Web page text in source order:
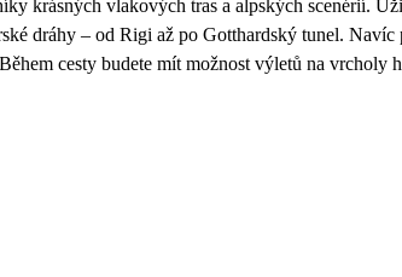
krásných vlakových tras a alpských scenérií.
dráhy – od Rigi až po Gotthardský tunel. Navíc
cesty budete mít možnost výletů na vrcholy